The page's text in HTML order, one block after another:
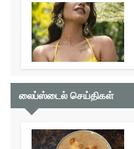
லைப்ஸ்டைல் செய்திகள்